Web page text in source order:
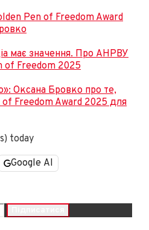
Pen of Freedom Award
має значення. Про АНРВУ
of Freedom 2025
Оксана Бровко про те,
Freedom Award 2025 для
today
Google AI